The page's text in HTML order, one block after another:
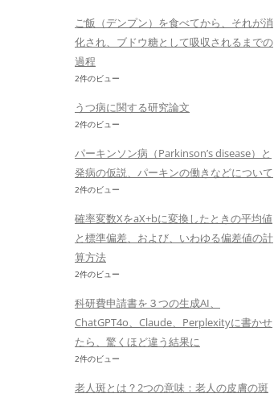
ご飯（デンプン）を食べてから、それが消
化され、ブドウ糖として吸収されるまでの
過程
2件のビュー
うつ病に関する研究論文
2件のビュー
パーキンソン病（Parkinson’s disease）と
発病の仮説、パーキンの働きなどについて
2件のビュー
確率変数XをaX+bに変換したときの平均値
と標準偏差、および、いわゆる偏差値の計
算方法
2件のビュー
科研費申請書を３つの生成AI、
ChatGPT4o、Claude、Perplexityに書かせ
たら、驚くほど違う結果に
2件のビュー
老人斑とは？2つの意味：老人の皮膚の斑